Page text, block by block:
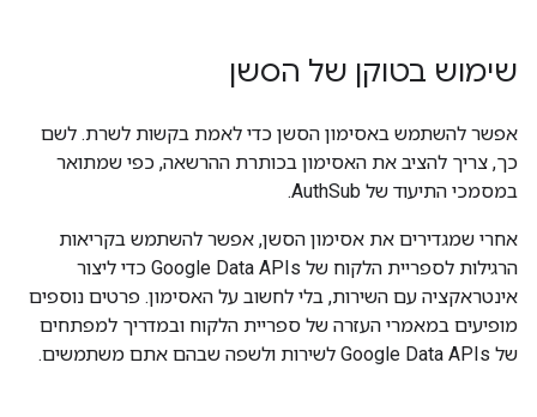
שימוש בטוקן של הסשן
אפשר להשתמש באסימון הסשן כדי לאמת בקשות לשרת. לשם
כך, צריך להציב את האסימון בכותרת ההרשאה, כפי שמתואר
במסמכי התיעוד של AuthSub.
אחרי שמגדירים את אסימון הסשן, אפשר להשתמש בקריאות
הרגילות לספריית הלקוח של Google Data APIs כדי ליצור
אינטראקציה עם השירות, בלי לחשוב על האסימון. פרטים נוספים
מופיעים במאמרי העזרה של ספריית הלקוח ובמדריך למפתחים
של Google Data APIs לשירות ולשפה שבהם אתם משתמשים.